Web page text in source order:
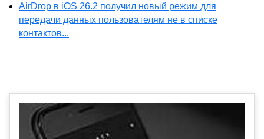
AirDrop в iOS 26.2 получил новый режим для
передачи данных пользователям не в списке
контактов...